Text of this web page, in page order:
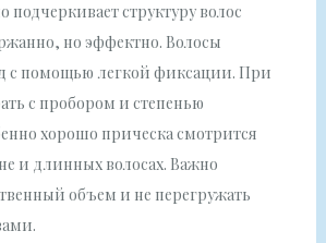
подчеркивает структуру волос
но эффектно. Волосы
с помощью легкой фиксации. При
с пробором и степенью
хорошо прическа смотрится
и длинных волосах. Важно
объем и не перегружать